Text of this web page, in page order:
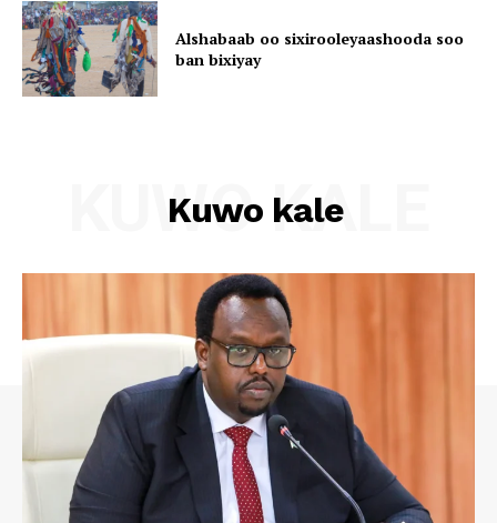
Alshabaab oo sixirooleyaashooda soo
ban bixiyay
Kuwo kale
KUWO KALE